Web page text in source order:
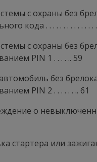
с охраны без
кода . . . . . . . . . . . . . .
с охраны без
PIN 1 . . . . .. 59
без
PIN 2 . . . . . . .. 61
о
стартера или